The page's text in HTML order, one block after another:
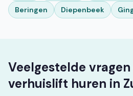
Beringen
Diepenbeek
Veelgestelde vragen
verhuislift huren in